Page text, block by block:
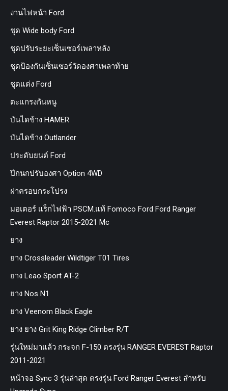
งานไฟหน้า Ford
ชุด Wide body Ford
ชุดปรับระยะเซ็นเซอร์เพลาหลัง
ชุดป้องกันเซ็นเซอร์วัดองศาเพลาท้าย
ชุดแต่ง Ford
ตะแกรงกันหนู
บันไดข้าง HAMER
บันไดข้าง Outlander
ประดับยนต์ Ford
ปีกนกปรับองศา Option 4WD
ฝาครอบกระโปรง
มอเตอร์ แร็กไฟฟ้า PSCM.แท้ Fomoco Ford Ford Ranger
Everest Raptor 2015-2021 Mc
ยาง
ยาง Crossleader Wildtiger T01 Tires
ยาง Leao Sport AT-2
ยาง Nos N1
ยาง Veenom Black Eagle
ยาง ยาง Grit King Ridge Climber R/T
รุ่นใหม่มาแล้ว กระจก F-150 ตรงรุ่น RANGER EVEREST Raptor
2011-2021
หน้าจอ Sync 3 รุ่นล่าสุด ตรงรุ่น Ford Ranger Everest สำหรับ